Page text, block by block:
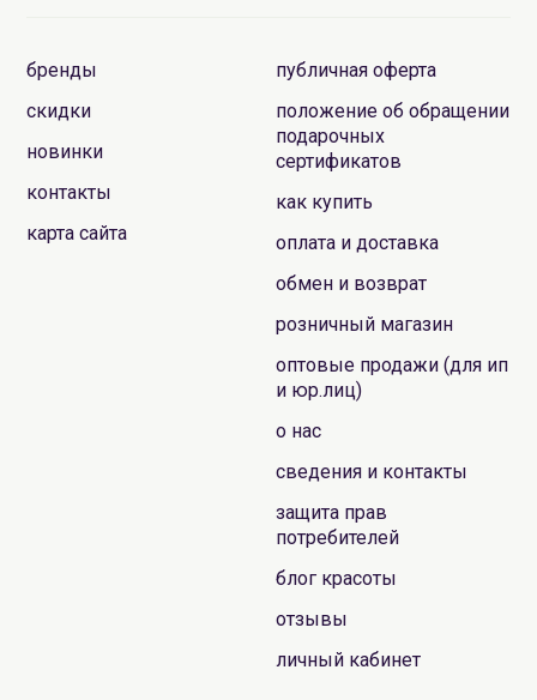
бренды
скидки
новинки
контакты
карта сайта
публичная оферта
положение об обращении
подарочных
сертификатов
как купить
оплата и доставка
обмен и возврат
розничный магазин
оптовые продажи (для ип
и юр.лиц)
о нас
сведения и контакты
защита прав
потребителей
блог красоты
отзывы
личный кабинет